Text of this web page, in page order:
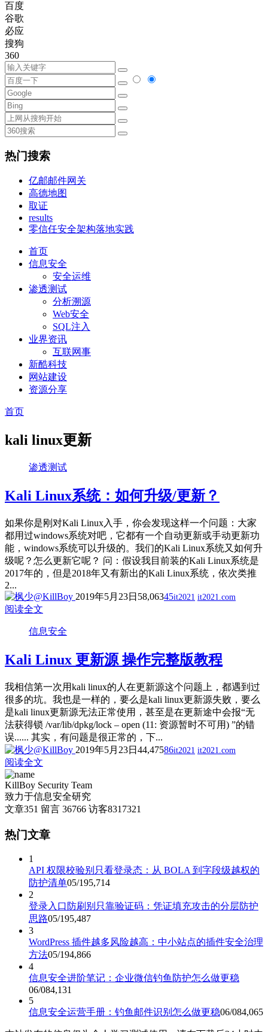
百度
谷歌
必应
搜狗
360
热门搜索
亿邮邮件网关
高德地图
取证
results
零信任安全架构落地实践
首页
信息安全
安全运维
渗透测试
分析溯源
Web安全
SQL注入
业界资讯
互联网事
新酷科技
网站建设
资源分享
首页
kali linux更新
渗透测试
Kali Linux系统：如何升级/更新？
如果你是刚对Kali Linux入手，你会发现这样一个问题：大家
都用过windows系统对吧，它都有一个自动更新或手动更新功
能，windows系统可以升级的。我们的Kali Linux系统又如何升
级呢？怎么更新它呢？ 问：假设我目前装的Kali Linux系统是
2017年的，但是2018年又有新出的Kali Linux系统，依次类推
2...
2019年5月23日 58,06345it2021 it2021.com
阅读全文
信息安全
Kali Linux 更新源 操作完整版教程
我相信第一次用kali linux的人在更新源这个问题上，都遇到过
很多的坑。我也是一样的，要么是kali linux更新源失败，要么
是kali linux更新源无法正常使用，甚至是在更新途中会报“无
法获得锁 /var/lib/dpkg/lock – open (11: 资源暂时不可用) ”的错
误...... 其实，有问题是很正常的，下...
2019年5月23日 44,47586it2021 it2021.com
阅读全文
KillBoy Security Team
致力于信息安全研究
文章351 留言 36766 访客8317321
热门文章
1
API 权限校验别只看登录态：从 BOLA 到字段级越权的
防护清单05/195,714
2
登录入口防刷别只靠验证码：凭证填充攻击的分层防护
思路05/195,487
3
WordPress 插件越多风险越高：中小站点的插件安全治理
方法05/194,866
4
信息安全进阶笔记：企业微信钓鱼防护怎么做更稳
06/084,131
5
信息安全运营手册：钓鱼邮件识别怎么做更稳06/084,065